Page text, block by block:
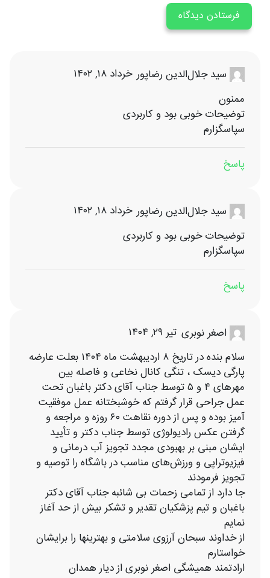
سید جلال‌الدین رضاپور خرداد ۱۸, ۱۴۰۲
ممنون
توضیحات خوبی بود و کاربردی‌
سپاسگزارم
پاسخ
سید جلال‌الدین رضاپور خرداد ۱۸, ۱۴۰۲
توضیحات خوبی بود و کاربردی‌
سپاسگزارم
پاسخ
اصغر نوبری تیر ۲۹, ۱۴۰۴
سلام بنده در تاریخ ۸ اردیبهشت ماه ۱۴۰۴ بعلت عارضه
پارگی دیسک ، تنگی کانال نخاعی و فاصله بین
مهرهای ۴ و ۵ توسط جناب آقای دکتر باغبان تحت
عمل جراحی قرار گرفتم که خوشبختانه عمل موفقیت
آمیز بوده و پس از دوره نقاهت ۶۰ روزه و مراجعه و
گرفتن عکس رادیولوژی توسط جناب دکتر و تأیید
ایشان مبنی بر بهبودی مجدد تجویز آب درمانی و
فیزیوتراپی و ورزش‌های مناسب در باشگاه‌ را توصیه و
تجویز فرمودند
جا دارد از تمامی زحمات بی شائبه جناب آقای دکتر
باغبان و تیم پزشکیان تقدیر و تشکر بیش از حد آغاز
نمایم
از خداوند سبحان آرزوی سلامتی و بهترینها را برایشان
خواستارم
ارادتمند همیشگی اصغر نوبری از دیار همدان